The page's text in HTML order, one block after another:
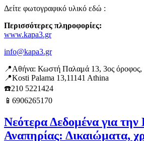
Δείτε φωτογραφικό υλικό εδώ :
Περισσότερες πληροφορίες:
www.kapa3.gr
info@kapa3.gr
📍Αθήνα: Κωστή Παλαμά 13, 3ος όροφος,
📍Kosti Palama 13,11141 Athina
☎️210 5221424
📱6906265170
Νεότερα Δεδομένα για
Αναπηρίας: Δικαιώματα,